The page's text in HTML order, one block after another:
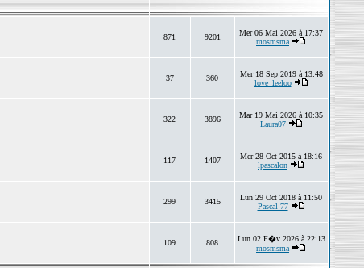
871 9201
Mer 06 Mai 2026 à 17:37
mosmsma
37 360
Mer 18 Sep 2019 à 13:48
love_leeloo
322 3896
Mar 19 Mai 2026 à 10:35
Laura07
117 1407
Mer 28 Oct 2015 à 18:16
lpascalon
299 3415
Lun 29 Oct 2018 à 11:50
Pascal 77
109 808
Lun 02 F�v 2026 à 22:13
mosmsma